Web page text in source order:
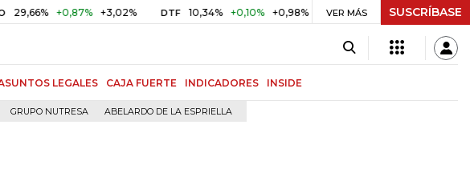
+0,87% +3,02% DTF 10,34% +0,10% +0,98% UVR $ 417,01 +$ 0,05 +0,01%
VER MÁS SUSCRÍBASE
LEGALES CAJA FUERTE INDICADORES INSIDE
GRUPO NUTRESA ABELARDO DE LA ESPRIELLA